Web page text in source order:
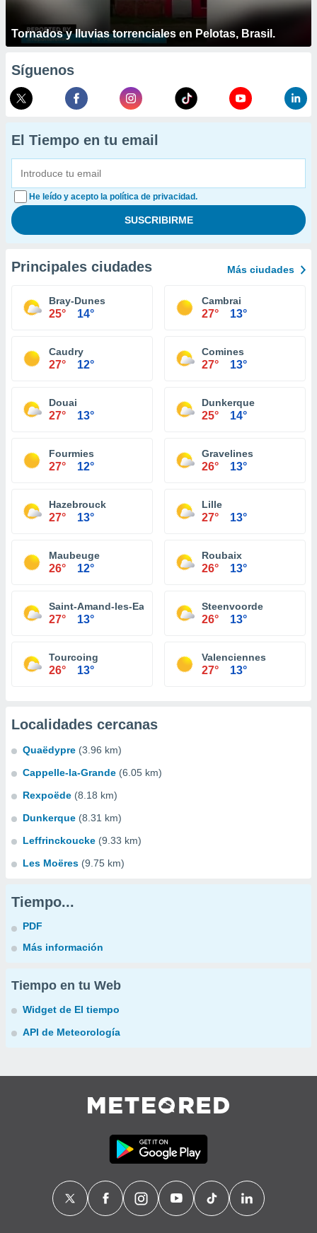
Tornados y lluvias torrenciales en Pelotas, Brasil.
Síguenos
El Tiempo en tu email
He leído y acepto la política de privacidad.
Principales ciudades Más ciudades
Bray-Dunes
25° 14°
Cambrai
27° 13°
Caudry
27° 12°
Comines
27° 13°
Douai
27° 13°
Dunkerque
25° 14°
Fourmies
27° 12°
Gravelines
26° 13°
Hazebrouck
27° 13°
Lille
27° 13°
Maubeuge
26° 12°
Roubaix
26° 13°
Saint-Amand-les-Eaux
27° 13°
Steenvoorde
26° 13°
Tourcoing
26° 13°
Valenciennes
27° 13°
Localidades cercanas
Quaëdypre (3.96 km)
Cappelle-la-Grande (6.05 km)
Rexpoëde (8.18 km)
Dunkerque (8.31 km)
Leffrinckoucke (9.33 km)
Les Moëres (9.75 km)
Tiempo...
PDF
Más información
Tiempo en tu Web
Widget de El tiempo
API de Meteorología